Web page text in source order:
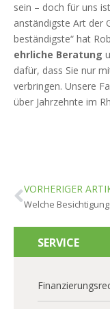
sein – doch für uns
anständigste Art der
beständigste“ hat
ehrliche Beratung
dafür, dass Sie nur
verbringen. Unsere
über Jahrzehnte im
VORHERIGER
SERVICE